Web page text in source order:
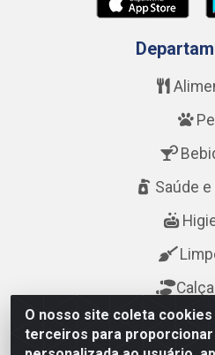
O nosso site coleta
terceiros para
Saúde
Fale